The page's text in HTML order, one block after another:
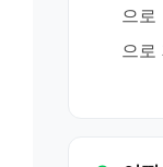
으로
으로